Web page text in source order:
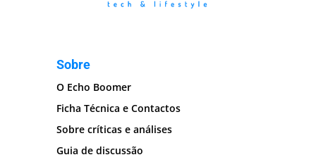
Sobre
O Echo Boomer
Ficha Técnica e Contactos
Sobre críticas e análises
Guia de discussão